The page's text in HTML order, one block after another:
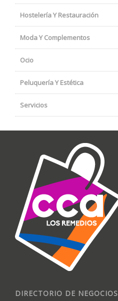
Hostelería Y Restauración
Moda Y Complementos
Ocio
Peluquería Y Estética
Servicios
DIRECTORIO DE NEGOCIOS